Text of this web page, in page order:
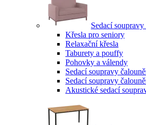
Sedací soupravy
Křesla pro seniory
Relaxační křesla
Taburety a pouffy
Pohovky a válendy
Sedací soupravy
Sedací soupravy
Akustické sedací